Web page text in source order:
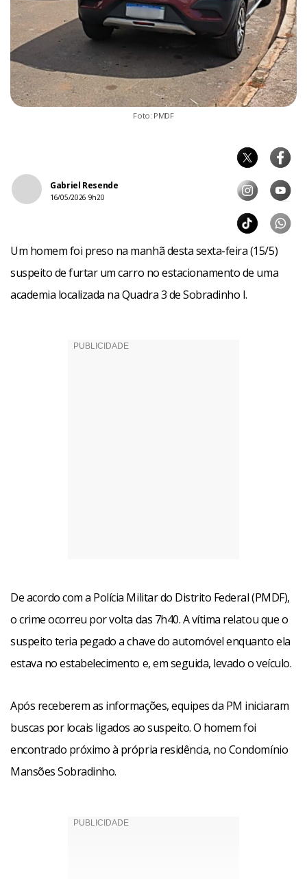
Foto: PMDF
Gabriel Resende
16/05/2026 9h20
Um homem foi preso na manhã desta sexta-feira (15/5)
suspeito de furtar um carro no estacionamento de uma
academia localizada na Quadra 3 de Sobradinho I.
De acordo com a Polícia Militar do Distrito Federal (PMDF),
o crime ocorreu por volta das 7h40. A vítima relatou que o
suspeito teria pegado a chave do automóvel enquanto ela
estava no estabelecimento e, em seguida, levado o veículo.
Após receberem as informações, equipes da PM iniciaram
buscas por locais ligados ao suspeito. O homem foi
encontrado próximo à própria residência, no Condomínio
Mansões Sobradinho.